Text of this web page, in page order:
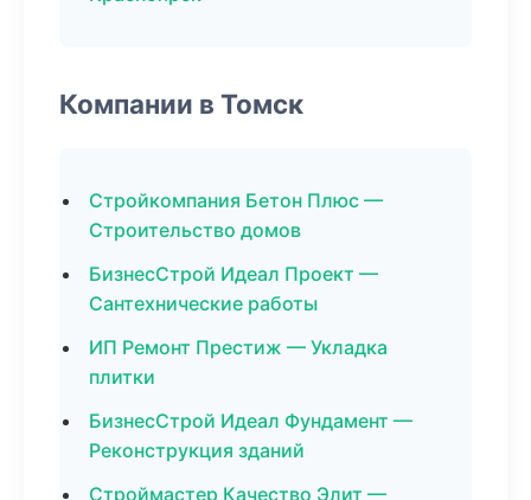
Компании в Томск
Стройкомпания Бетон Плюс —
Строительство домов
БизнесСтрой Идеал Проект —
Сантехнические работы
ИП Ремонт Престиж — Укладка
плитки
БизнесСтрой Идеал Фундамент —
Реконструкция зданий
Строймастер Качество Элит —